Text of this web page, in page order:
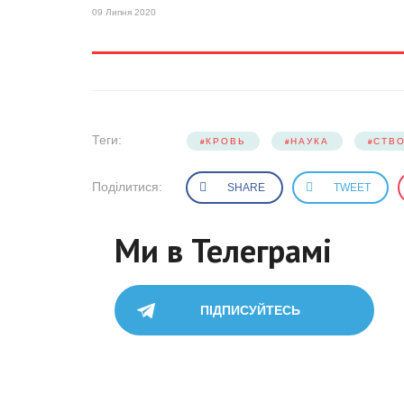
09 Липня 2020
Теги: КРОВЬ НАУКА
Поділитися: SHARE TWEET
Ми в Телеграмі
ПІДПИСУЙТЕСЬ